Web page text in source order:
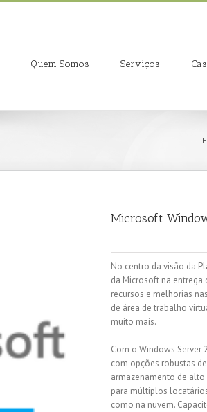
Quem Somos Serviços
Microsoft
No centro da visão da
da Microsoft na entrega
recursos e melhorias
de área de trabalho
muito mais.
Com o Windows Server
com opções robustas
armazenamento de
para múltiplos
como na nuvem.